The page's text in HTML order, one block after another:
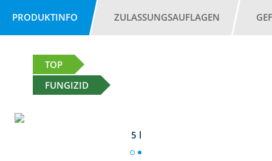
PRODUKTINFO ZULASSUNGSAUFLAGEN
TOP
FUNGIZID
5 l